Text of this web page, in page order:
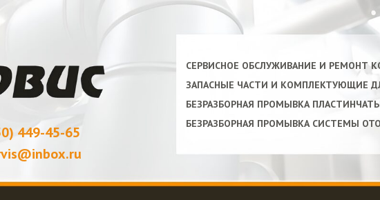
449-45-65
СЕРВИСНОЕ ОБСЛУЖИВАНИЕ И РЕМОНТ
ЗАПАСНЫЕ ЧАСТИ И КОМПЛЕКТУЮЩИЕ
БЕЗРАЗБОРНАЯ ПРОМЫВКА
БЕЗРАЗБОРНАЯ ПРОМЫВКА СИСТЕМЫ